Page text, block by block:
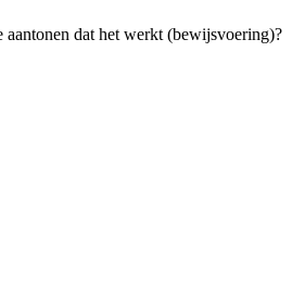
dat het werkt (bewijsvoering)?